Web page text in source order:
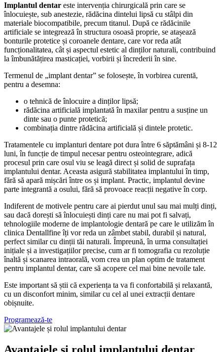
Implantul dentar este intervenția chirurgicală prin care se
înlocuiește, sub anestezie, rădăcina dintelui lipsă cu stâlpi din
materiale biocompatibile, precum titanul. După ce rădăcinile
artificiale se integrează în structura osoasă proprie, se atașează
bonturile protetice și coroanele dentare, care vor reda atât
funcționalitatea, cât și aspectul estetic al dinților naturali, contribuind
la îmbunătățirea masticației, vorbirii și încrederii în sine.
Termenul de „implant dentar” se folosește, în vorbirea curentă,
pentru a desemna:
o tehnică de înlocuire a dinților lipsă;
rădăcina artificială implantată în maxilar pentru a susține un
dinte sau o punte protetică;
combinația dintre rădăcina artificială și dintele protetic.
Tratamentele cu implanturi dentare pot dura între 6 săptămâni și 8-12
luni, în funcție de timpul necesar pentru osteointegrare, adică
procesul prin care osul viu se leagă direct și solid de suprafața
implantului dentar. Aceasta asigură stabilitatea implantului în timp,
fără să apară mișcări între os și implant. Practic, implantul devine
parte integrantă a osului, fără să provoace reacții negative în corp.
Indiferent de motivele pentru care ai pierdut unul sau mai mulți dinți,
sau dacă dorești să înlocuiești dinți care nu mai pot fi salvați,
tehnologiile moderne de implantologie dentară pe care le utilizăm în
clinica Dentallfine îți vor reda un zâmbet stabil, durabil și natural,
perfect similar cu dinții tăi naturali. Împreună, în urma consultației
inițiale și a investigațiilor precise, cum ar fi tomografia cu rezoluție
înaltă și scanarea intraorală, vom crea un plan optim de tratament
pentru implantul dentar, care să acopere cel mai bine nevoile tale.
Este important să știi că experiența ta va fi confortabilă și relaxantă,
cu un disconfort minim, similar cu cel al unei extracții dentare
obișnuite.
Programează-te
Avantajele și rolul implantului dentar